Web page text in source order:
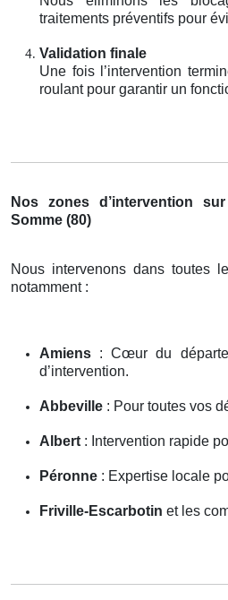
traitements préventifs pour
Validation finale
Une fois l’intervention
roulant pour garantir un
Nos zones d’intervention
Somme (80)
Nous intervenons dans toutes
notamment :
Amiens : Cœur du
d’intervention.
Abbeville : Pour toutes vos
Albert : Intervention rapide
Péronne : Expertise locale
Friville-Escarbotin et les